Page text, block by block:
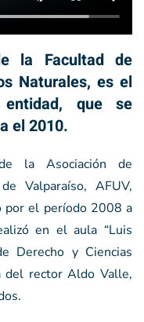
la Facultad de
Naturales, es el
que se
el 2010.
la Asociación de
Valparaíso, AFUV,
por el período 2008 a
en el aula “Luis
Derecho y Ciencias
del rector Aldo Valle,